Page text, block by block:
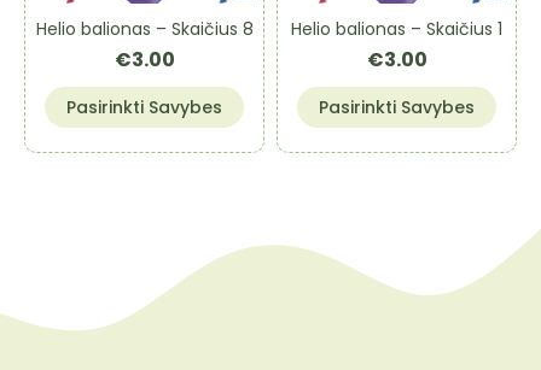
on
the
product
page
on
the
product
page
Helio balionas – Skaičius 8
€3.00
Pasirinkti Savybes
This
product
has
chosen
Helio balionas – Skaičius 1
€3.00
Pasirinkti Savybes
This
product
has
options